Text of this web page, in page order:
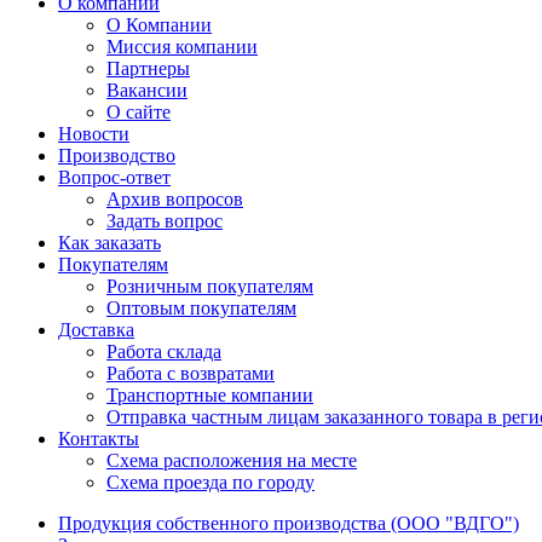
О Компании
Миссия компании
Партнеры
Вакансии
О сайте
Новости
Производство
Вопрос-ответ
Архив вопросов
Задать вопрос
Как заказать
Покупателям
Розничным покупателям
Оптовым покупателям
Доставка
Работа склада
Работа с возвратами
Транспортные компании
Отправка частным лицам заказанного товара в
Контакты
Схема расположения на месте
Схема проезда по городу
Продукция собственного производства (ООО "ВДГО")